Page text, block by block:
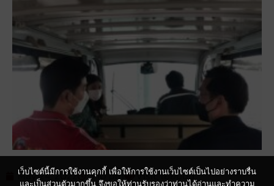
May 24, 2022 5:10 pm Visit,เยี่ยมชม
เว็บไซต์นี้มีการใช้งานคุกกี้ เพื่อให้การใช้งานเว็บไซต์เป็นไปอย่างราบรื่น
และเป็นส่วนตัวมากขึ้น จึงขอให้ท่านรับรองว่าท่านได้อ่านและทำความ